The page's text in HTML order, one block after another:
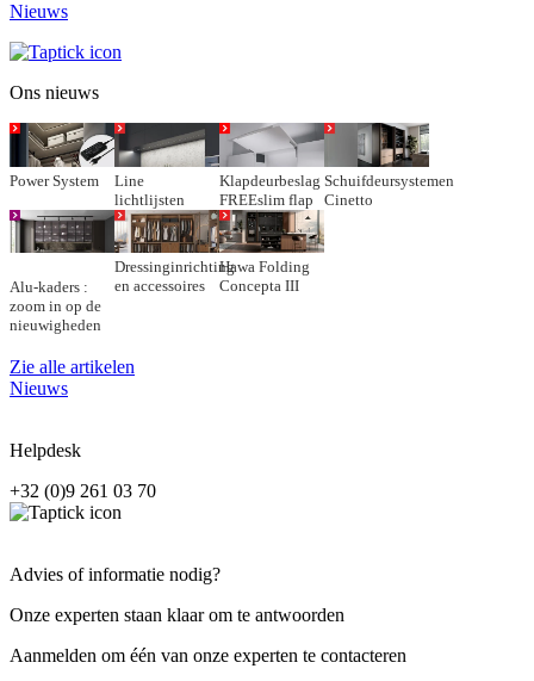
Nieuws
Ons nieuws
Power System
Line
lichtlijsten
Klapdeurbeslag
FREEslim flap
Schuifdeursystemen
Cinetto
Alu-kaders :
zoom in op de
nieuwigheden
Dressinginrichting
en accessoires
Hawa Folding
Concepta III
Zie alle artikelen
Nieuws
Helpdesk
+32 (0)9 261 03 70
Advies of informatie nodig?
Onze experten staan klaar om te antwoorden
Aanmelden om één van onze experten te contacteren